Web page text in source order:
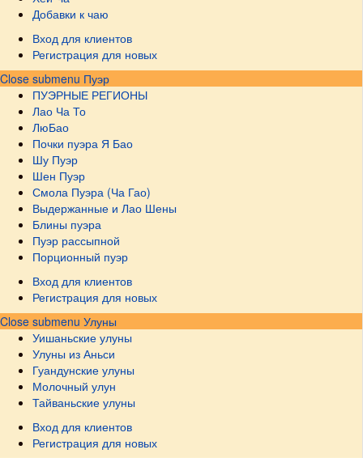
Добавки к чаю
Вход для клиентов
Регистрация для новых
Close submenu Пуэр
ПУЭРНЫЕ РЕГИОНЫ
Лао Ча То
ЛюБао
Почки пуэра Я Бао
Шу Пуэр
Шен Пуэр
Смола Пуэра (Ча Гао)
Выдержанные и Лао Шены
Блины пуэра
Пуэр рассыпной
Порционный пуэр
Вход для клиентов
Регистрация для новых
Close submenu Улуны
Уишаньские улуны
Улуны из Аньси
Гуандунские улуны
Молочный улун
Тайваньские улуны
Вход для клиентов
Регистрация для новых